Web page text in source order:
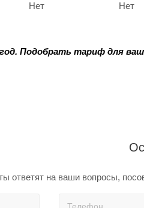
Нет Нет
Подобрать тариф для
ответят на ваши вопросы,